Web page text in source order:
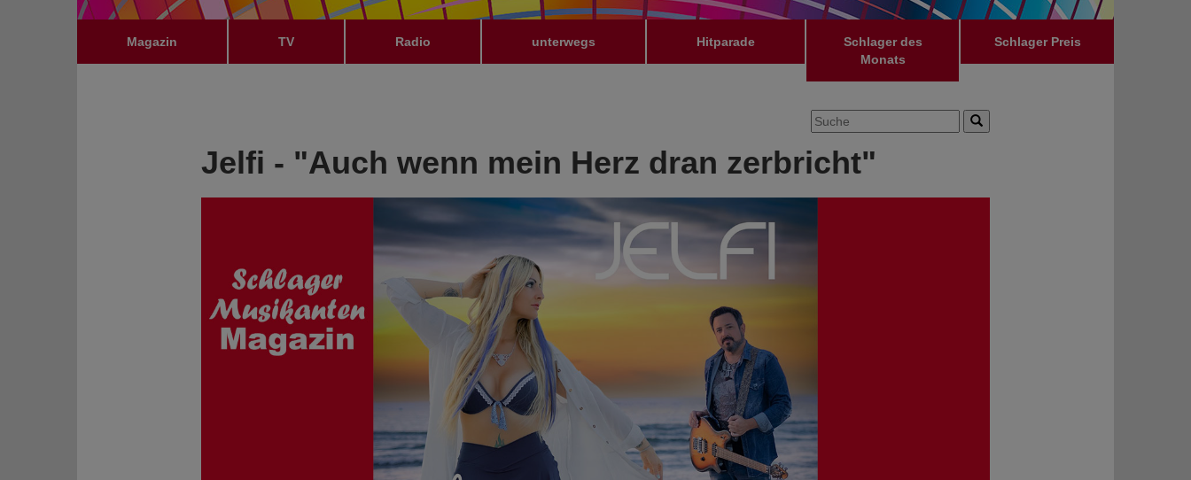
Magazin TV Radio unterwegs Hitparade
Schlager des
Monats
Schlager Preis
Jelfi - "Auch wenn mein Herz dran zerbricht"